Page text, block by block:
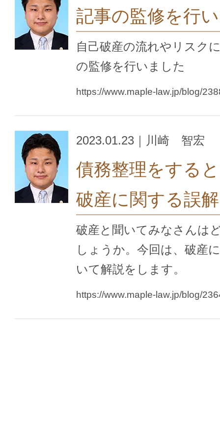
記事の監修を行
自己破産の流れやリスク
の監修を行いました
https://www.maple-law.jp/blog/
2023.01.23｜川崎 智宏
債務整理をする
破産に関する誤
破産と聞いてみなさんは
しょうか。今回は、破産
いて解説をします。
https://www.maple-law.jp/blog/